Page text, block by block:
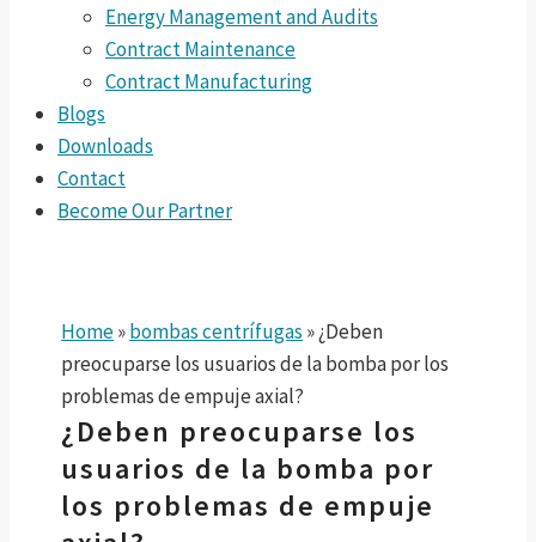
Energy Management and Audits
Contract Maintenance
Contract Manufacturing
Blogs
Downloads
Contact
Become Our Partner
Home»bombas centrífugas »¿Deben
preocuparse los usuarios de la bomba por los
problemas de empuje axial?
¿Deben preocuparse los
usuarios de la bomba por
los problemas de empuje